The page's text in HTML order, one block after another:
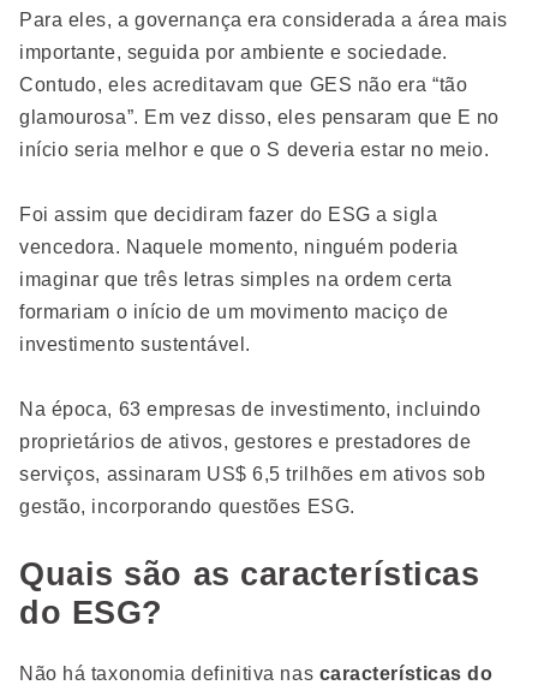
Para eles, a governança era considerada a área mais
importante, seguida por ambiente e sociedade.
Contudo, eles acreditavam que GES não era “tão
glamourosa”. Em vez disso, eles pensaram que E no
início seria melhor e que o S deveria estar no meio.
Foi assim que decidiram fazer do ESG a sigla
vencedora. Naquele momento, ninguém poderia
imaginar que três letras simples na ordem certa
formariam o início de um movimento maciço de
investimento sustentável.
Na época, 63 empresas de investimento, incluindo
proprietários de ativos, gestores e prestadores de
serviços, assinaram US$ 6,5 trilhões em ativos sob
gestão, incorporando questões ESG.
Quais são as características
do ESG?
Não há taxonomia definitiva nas características do